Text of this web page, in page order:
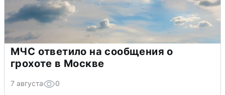
МЧС ответило на сообщения о
грохоте в Москве
7 августа 0